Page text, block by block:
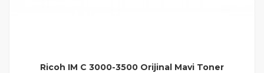
Ricoh IM C 3000-3500 Orijinal Mavi Toner